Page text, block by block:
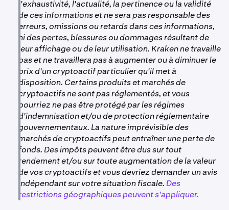
l'exhaustivité, l'actualité, la pertinence ou la validité
de ces informations et ne sera pas responsable des
erreurs, omissions ou retards dans ces informations,
ni des pertes, blessures ou dommages résultant de
leur affichage ou de leur utilisation. Kraken ne travaille
pas et ne travaillera pas à augmenter ou à diminuer le
prix d'un cryptoactif particulier qu'il met à
disposition. Certains produits et marchés de
cryptoactifs ne sont pas réglementés, et vous
pourriez ne pas être protégé par les régimes
d'indemnisation et/ou de protection réglementaire
gouvernementaux. La nature imprévisible des
marchés de cryptoactifs peut entraîner une perte de
fonds. Des impôts peuvent être dus sur tout
rendement et/ou sur toute augmentation de la valeur
de vos cryptoactifs et vous devriez demander un avis
indépendant sur votre situation fiscale. Des
restrictions géographiques peuvent s'appliquer.